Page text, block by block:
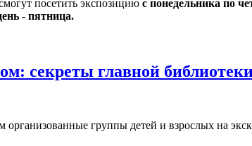
посетить экспозицию с понедельника по
- пятница.
секреты главной
организованные группы детей и взрослых на